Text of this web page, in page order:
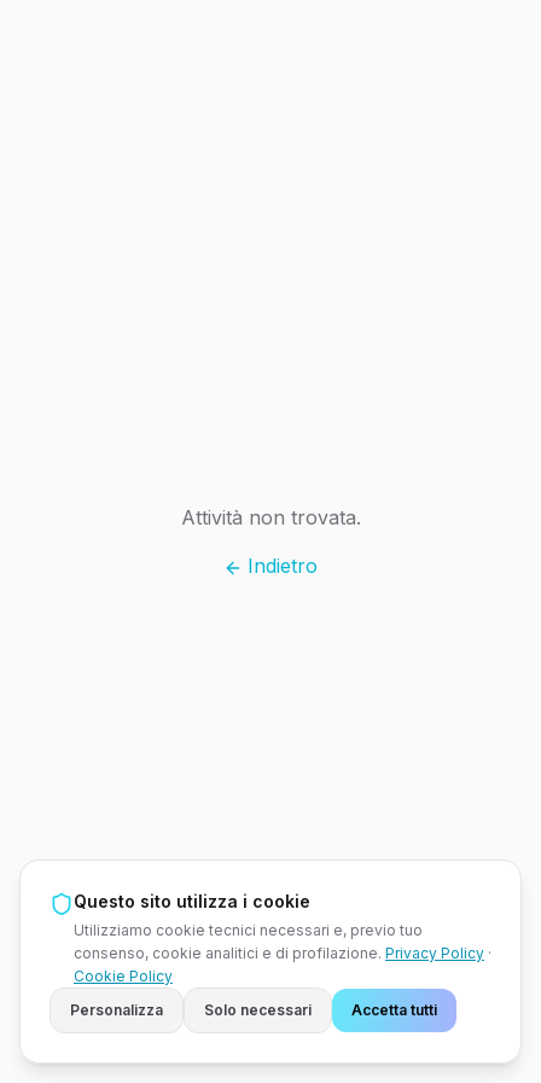
Attività non trovata.
Indietro
Questo sito utilizza i cookie
Utilizziamo cookie tecnici necessari e, previo tuo
consenso, cookie analitici e di profilazione. Privacy Policy ·
Cookie Policy
Personalizza
Solo necessari Accetta tutti